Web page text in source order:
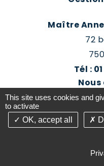
Maître
72
Tél :
This site uses cookies and
to activate
OK, accept all